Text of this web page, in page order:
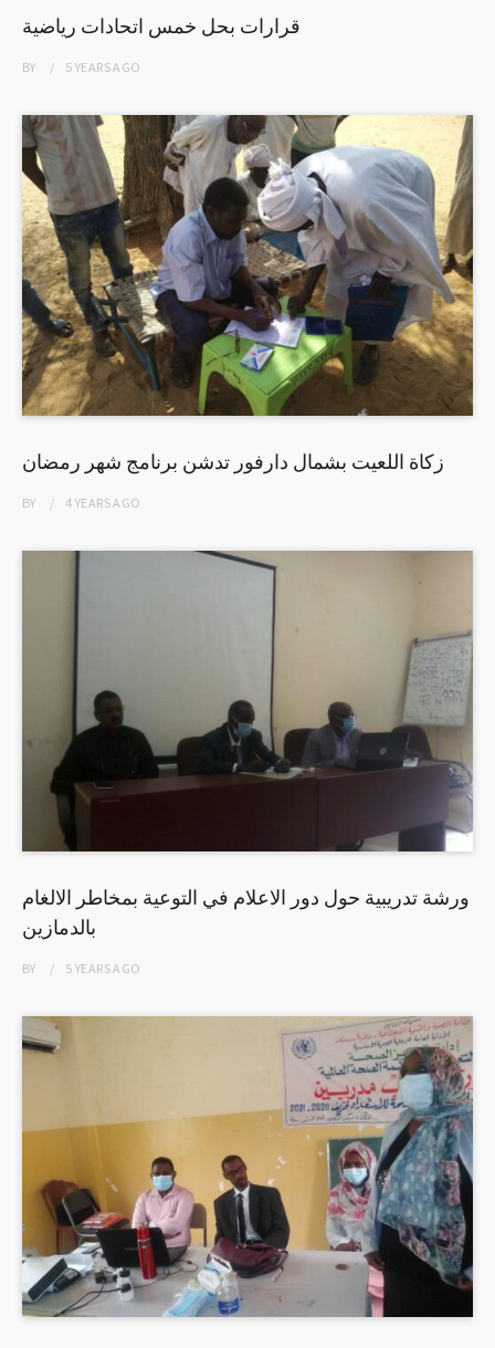
قرارات بحل خمس اتحادات رياضية
BY 5 YEARSAGO
زكاة اللعيت بشمال دارفور تدشن برنامج شهر رمضان
BY 4 YEARSAGO
ورشة تدريبية حول دور الاعلام في التوعية بمخاطر الالغام
بالدمازين
BY 5 YEARSAGO